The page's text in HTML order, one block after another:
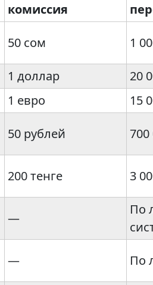
комиссия
50 сом 1
1 доллар
20
1 евро 15
50 рублей 700
200 тенге 3
—
По
— По